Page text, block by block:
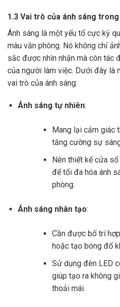
1.3 Vai trò của ánh sáng
Ánh sáng là một yếu tố cực kỳ
màu văn phòng. Nó không chỉ
sắc được nhìn nhận mà còn tác
của người làm việc. Dưới đây là
vai trò của ánh sáng:
Ánh sáng tự nhiên:
Mang lại cảm giác
tăng cường sự
Nên thiết kế cửa
để tối đa hóa ánh
phòng.
Ánh sáng nhân tạo:
Cần được bố trí
hoặc tạo bóng đổ
Sử dụng đèn LED
giúp tạo ra không
thoải mái.